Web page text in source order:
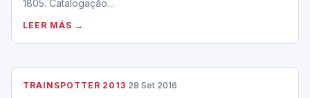
1805. Catalogação…
LEER MÁS →
TRAINSPOTTER 2013·28 Set 2016